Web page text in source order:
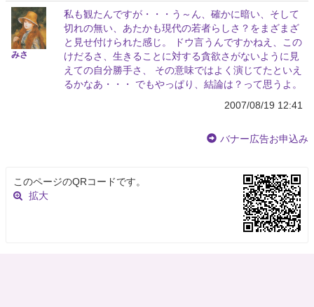
みさ
私も観たんですが・・・う～ん、確かに暗い、そして
切れの無い、あたかも現代の若者らしさ？をまざまざ
と見せ付けられた感じ。 ドウ言うんですかねえ、この
けだるさ、生きることに対する貪欲さがないように見
えての自分勝手さ、 その意味ではよく演じてたといえ
るかなあ・・・ でもやっぱり、結論は？って思うよ。
2007/08/19 12:41
バナー広告お申込み
このページのQRコードです。
拡大